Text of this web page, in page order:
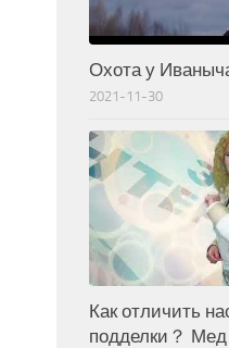
Охота у
2021-11-30
Как отличить
подделки？